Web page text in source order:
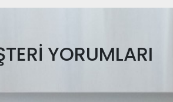
YORUMLARI